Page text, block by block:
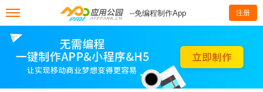
--免编程制作App 注册